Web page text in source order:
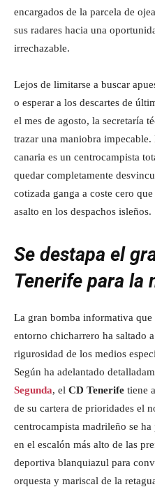
encargados de la parcela de
sus radares hacia una
irrechazable.
Lejos de limitarse a buscar
o esperar a los descartes de
el mes de agosto, la secretaría
trazar una maniobra
canaria es un centrocampista
quedar completamente
cotizada ganga a coste cero
asalto en los despachos isleños.
Se destapa el
Tenerife para la
La gran bomba informativa
entorno chicharrero ha saltado
rigurosidad de los medios
Según ha adelantado
Segunda, el CD Tenerife tiene
de su cartera de prioridades el
centrocampista madrileño se
en el escalón más alto de las
deportiva blanquiazul para
orquesta y mariscal de la